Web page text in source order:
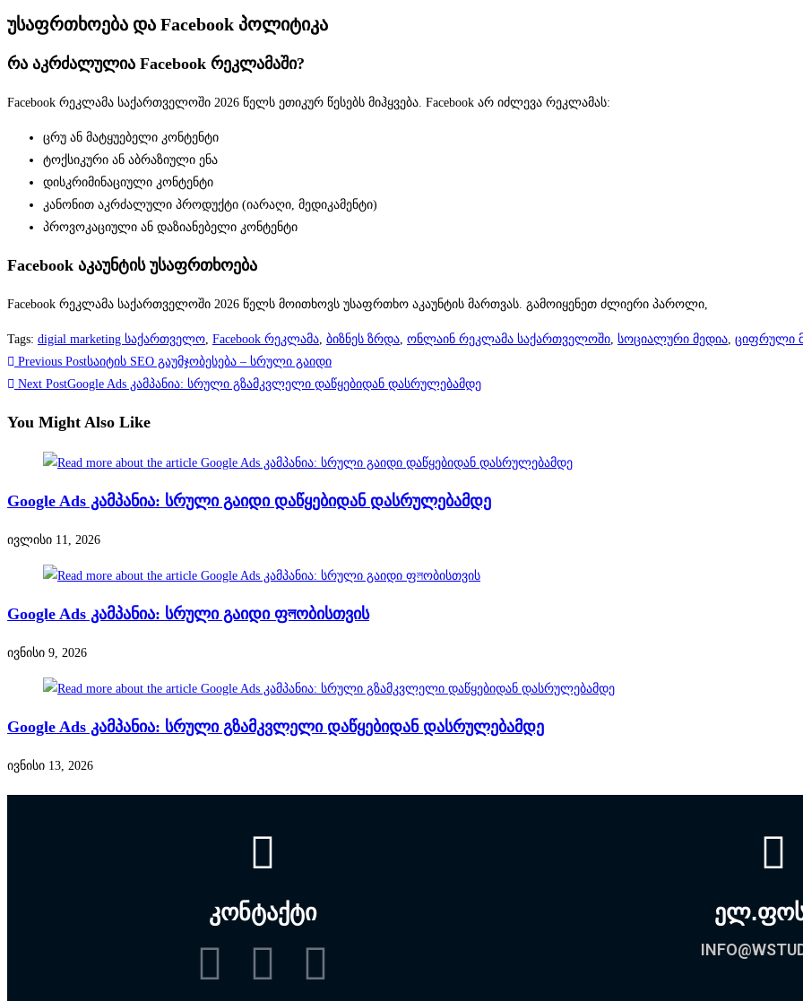
უსაფრთხოება და Facebook პოლიტიკა
რა აკრძალულია Facebook რეკლამაში?
Facebook რეკლამა საქართველოში 2026 წელს ეთიკურ წესებს მიჰყვება. Facebook არ იძლევა რეკლამას:
ცრუ ან მატყუებელი კონტენტი
ტოქსიკური ან აბრაზიული ენა
დისკრიმინაციული კონტენტი
კანონით აკრძალული პროდუქტი (იარაღი, მედიკამენტი)
პროვოკაციული ან დაზიანებელი კონტენტი
Facebook აკაუნტის უსაფრთხოება
Facebook რეკლამა საქართველოში 2026 წელს მოითხოვს უსაფრთხო აკაუნტის მართვას. გამოიყენეთ ძლიერი პაროლი,
Tags: digial marketing საქართველო, Facebook რეკლამა, ბიზნეს ზრდა, ონლაინ რეკლამა საქართველოში, სოციალური მედია, ციფრული
Previous Postსაიტის SEO გაუმჯობესება – სრული გაიდი
Next PostGoogle Ads კამპანია: სრული გზამკვლელი დაწყებიდან დასრულებამდე
You Might Also Like
Google Ads კამპანია: სრული გაიდი დაწყებიდან დასრულებამდე
ივლისი 11, 2026
Google Ads კამპანია: სრული გაიდი ფলობისთვის
ივნისი 9, 2026
Google Ads კამპანია: სრული გზამკვლელი დაწყებიდან დასრულებამდე
ივნისი 13, 2026
კონტაქტი